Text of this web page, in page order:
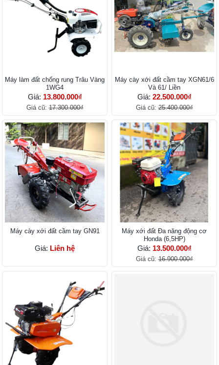
Máy làm đất chống rung Trâu Vàng
1WG4
Giá: 13.800.000₫
Giá cũ:17.300.000₫
Máy cày xới đất cầm tay XGN61/6
Và 61/ Liền
Giá: 22.500.000₫
Giá cũ:25.400.000₫
Máy cày xới đất cầm tay GN91
Giá: Liên hệ
Máy xới đất Đa năng động cơ
Honda (6,5HP)
Giá: 13.500.000₫
Giá cũ:16.900.000₫